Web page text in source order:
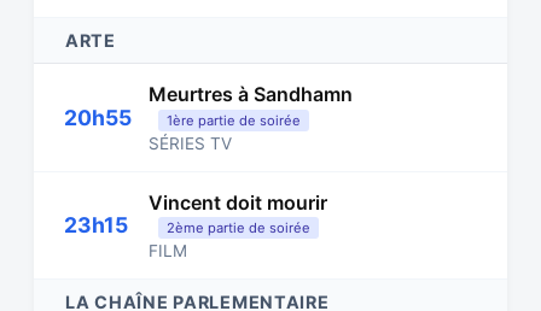
ARTE
20h55
Meurtres à Sandhamn
1ère partie de soirée
SÉRIES TV
23h15
Vincent doit mourir
2ème partie de soirée
FILM
LA CHAÎNE PARLEMENTAIRE